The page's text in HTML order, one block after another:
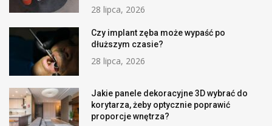
28 lipca, 2026
Czy implant zęba może wypaść po
dłuższym czasie?
28 lipca, 2026
Jakie panele dekoracyjne 3D wybrać do
korytarza, żeby optycznie poprawić
proporcje wnętrza?